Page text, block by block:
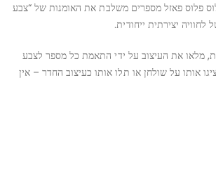
פלוס פאזל מספרים משלבת את האומנות של “צבע
יצירתית ייחודית.
מלאו את העיצוב על ידי התאמת כל מספר לצבע
אותו על שולחן או תלו אותו כעיצוב החדר – אין